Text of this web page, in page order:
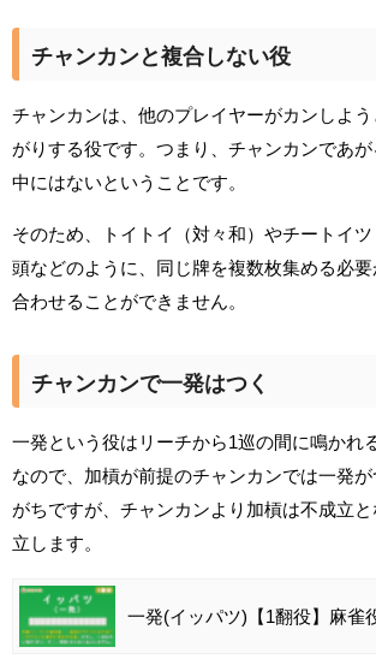
チャンカンと複合しない役
チャンカンは、他のプレイヤーがカンしよ
がりする役です。つまり、チャンカンであ
中にはないということです。
そのため、トイトイ（対々和）やチートイ
頭などのように、同じ牌を複数枚集める必
合わせることができません。
チャンカンで一発はつく
一発という役はリーチから1巡の間に鳴かれ
なので、加槓が前提のチャンカンでは一発
がちですが、チャンカンより加槓は不成立
立します。
一発(イッパツ)【1翻役】麻雀